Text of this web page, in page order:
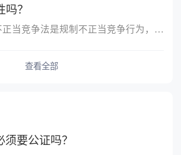
吗？
反不正当竞争法是规制不正当竞争行为，维护市场竞争秩序和市场主体...
查看全部
要公证吗？